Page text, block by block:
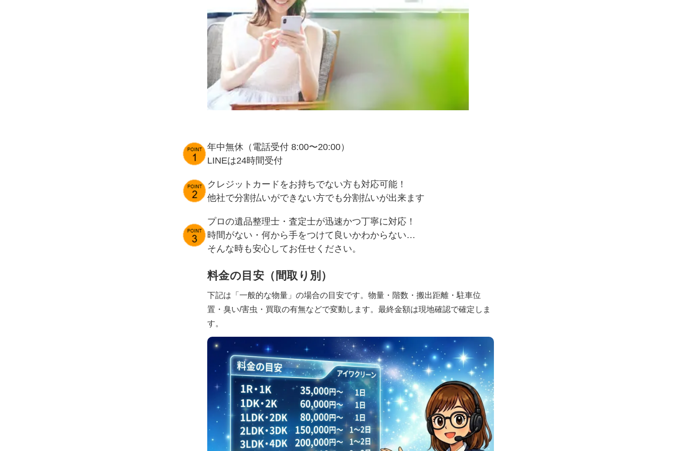
年中無休（電話受付 8:00〜20:00）
LINEは24時間受付
クレジットカードをお持ちでない方も対応可能！
他社で分割払いができない方でも分割払いが出来ます
プロの遺品整理士・査定士が迅速かつ丁寧に対応！
時間がない・何から手をつけて良いかわからない…
そんな時も安心してお任せください。
料金の目安（間取り別）
下記は「一般的な物量」の場合の目安です。物量・階数・搬出距離・駐車位
置・臭い/害虫・買取の有無などで変動します。最終金額は現地確認で確定しま
す。